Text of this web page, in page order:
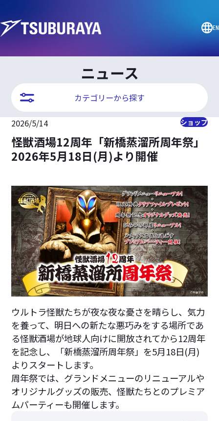
EN
ニュース
カテゴリーから探す
2026/5/14 ショップ
怪獣酒場12周年「新橋蒸溜所周年祭」
2026年5月18日(月)より開催
ウルトラ怪獣たちが夜な夜な憂さを晴らし、気力
を養って、明日への新たな悪巧みをする場所であ
る怪獣酒場が地球人向けに開放されてから12周年
を記念し、「新橋蒸溜所周年祭」を5月18日(月)
よりスタートします。
周年祭では、グランドメニューのリニューアルや
オリジナルグッズの販売、怪獣たちとのプレミア
ムパーティーも開催します。